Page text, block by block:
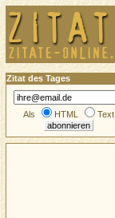
Zitat des Tages
Als HTML Text